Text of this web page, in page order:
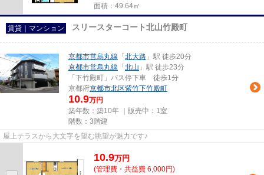
面積：49.64㎡
賃貸｜マンション スリースターコート北山竹殿町
京都市営烏丸線 「 北大路 」駅 徒歩20分
京都市営烏丸線 「 北山 」駅 徒歩23分
「下竹殿町」バス停下車 徒歩1分
京都府京都市北区紫竹下竹殿町
10.9万円
築年数：築10年 ｜販売中： 1室
階数：3階建
屋上テラスから大文字を望む眺望が魅力です♪
10.9万円
(管理費・共益費 6,000円)